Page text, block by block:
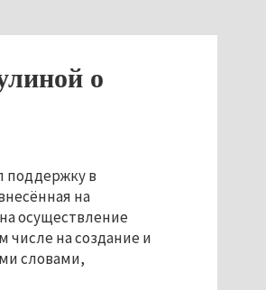
о
поддержку в
на
осуществление
числе на создание и
словами,